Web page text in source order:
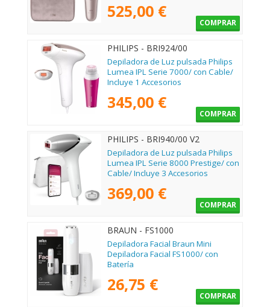
525,00 €
COMPRAR
PHILIPS - BRI924/00
Depiladora de Luz pulsada Philips
Lumea IPL Serie 7000/ con Cable/
Incluye 1 Accesorios
345,00 €
COMPRAR
PHILIPS - BRI940/00 V2
Depiladora de Luz pulsada Philips
Lumea IPL Serie 8000 Prestige/ con
Cable/ Incluye 3 Accesorios
369,00 €
COMPRAR
BRAUN - FS1000
Depiladora Facial Braun Mini
Depiladora Facial FS1000/ con
Batería
26,75 €
COMPRAR